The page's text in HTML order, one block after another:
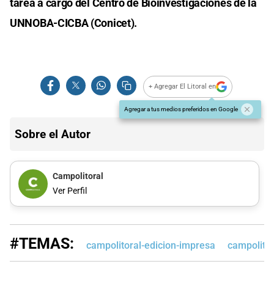
tarea a cargo del Centro de Bioinvestigaciones de la
UNNOBA-CICBA (Conicet).
+ Agregar El Litoral en
Agregar a tus medios preferidos en Google
Sobre el Autor
Campolitoral
Ver Perfil
#TEMAS: campolitoral-edicion-impresa